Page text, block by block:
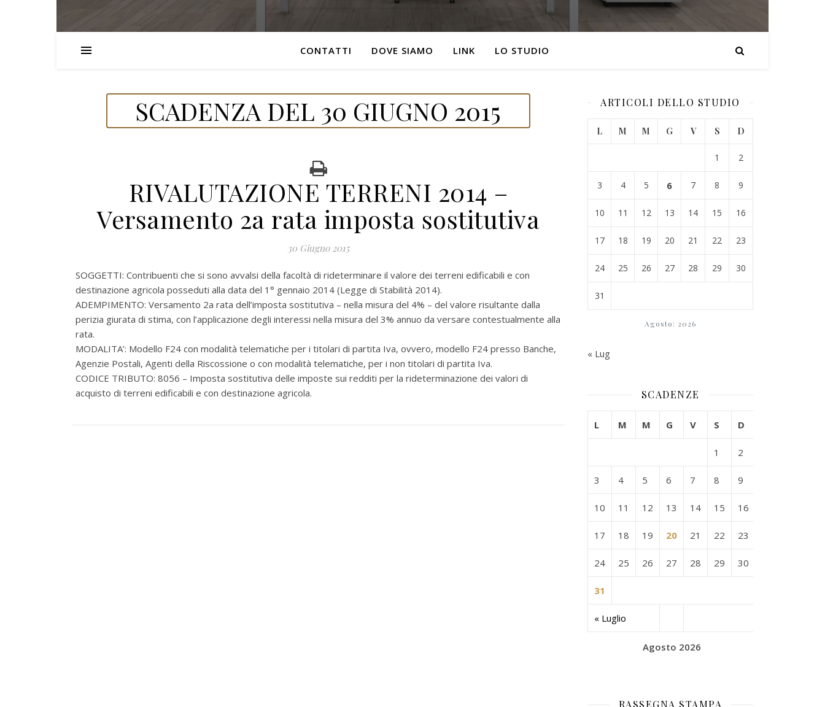
CONTATTI DOVE SIAMO LINK LO STUDIO
SCADENZA DEL 30 GIUGNO 2015
RIVALUTAZIONE TERRENI 2014 –
Versamento 2a rata imposta sostitutiva
30 Giugno 2015
SOGGETTI: Contribuenti che si sono avvalsi della facoltà di rideterminare il valore dei terreni edificabili e con
destinazione agricola posseduti alla data del 1° gennaio 2014 (Legge di Stabilità 2014).
ADEMPIMENTO: Versamento 2a rata dell’imposta sostitutiva – nella misura del 4% – del valore risultante dalla
perizia giurata di stima, con l’applicazione degli interessi nella misura del 3% annuo da versare contestualmente alla
rata.
MODALITA’: Modello F24 con modalità telematiche per i titolari di partita Iva, ovvero, modello F24 presso Banche,
Agenzie Postali, Agenti della Riscossione o con modalità telematiche, per i non titolari di partita Iva.
CODICE TRIBUTO: 8056 – Imposta sostitutiva delle imposte sui redditi per la rideterminazione dei valori di
acquisto di terreni edificabili e con destinazione agricola.
ARTICOLI DELLO STUDIO
Agosto: 2026
L M M G V S D
1 2
3 4 5 6 7 8 9
10 11 12 13 14 15 16
17 18 19 20 21 22 23
24 25 26 27 28 29 30
31
« Lug
SCADENZE
Agosto 2026
L M M G V S D
« Luglio
1 2
3 4 5 6 7 8 9
10 11 12 13 14 15 16
17 18 19 20 21 22 23
24 25 26 27 28 29 30
31
RASSEGNA STAMPA